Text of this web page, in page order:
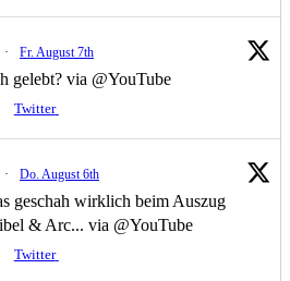
· Fr. August 7th
gelebt? via @YouTube
Twitter
· Do. August 6th
geschah wirklich beim Auszug
& Arc... via @YouTube
Twitter